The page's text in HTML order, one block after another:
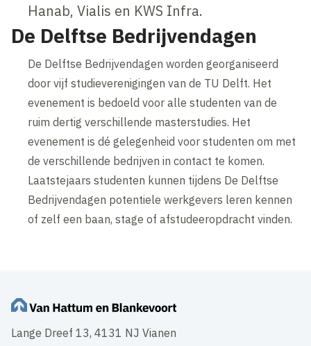
Hanab, Vialis en KWS Infra.
De Delftse Bedrijvendagen
De Delftse Bedrijvendagen worden georganiseerd
door vijf studieverenigingen van de TU Delft. Het
evenement is bedoeld voor alle studenten van de
ruim dertig verschillende masterstudies. Het
evenement is dé gelegenheid voor studenten om met
de verschillende bedrijven in contact te komen.
Laatstejaars studenten kunnen tijdens De Delftse
Bedrijvendagen potentiele werkgevers leren kennen
of zelf een baan, stage of afstudeeropdracht vinden.
Lange Dreef 13, 4131 NJ Vianen